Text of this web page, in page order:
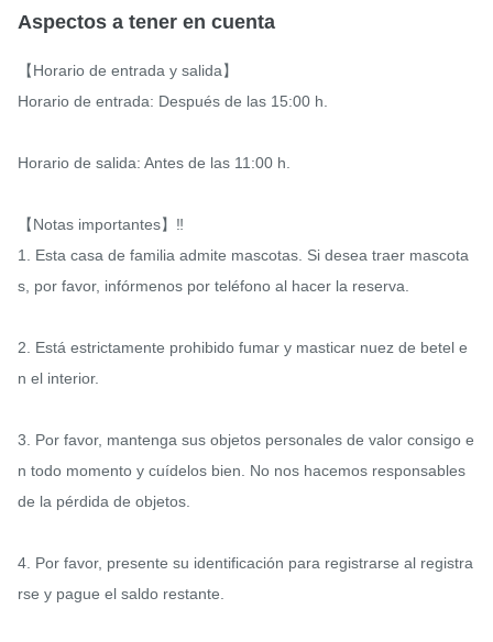
Aspectos a tener en cuenta
【Horario de entrada y salida】
Horario de entrada: Después de las 15:00 h.
Horario de salida: Antes de las 11:00 h.
【Notas importantes】‼️
1. Esta casa de familia admite mascotas. Si desea traer mascota
s, por favor, infórmenos por teléfono al hacer la reserva.
2. Está estrictamente prohibido fumar y masticar nuez de betel e
n el interior.
3. Por favor, mantenga sus objetos personales de valor consigo e
n todo momento y cuídelos bien. No nos hacemos responsables
de la pérdida de objetos.
4. Por favor, presente su identificación para registrarse al registra
rse y pague el saldo restante.